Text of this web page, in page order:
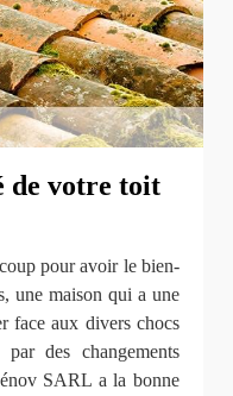
de votre toit
pour avoir le bien-
une maison qui a une
face aux divers chocs
des changements
SARL a la bonne